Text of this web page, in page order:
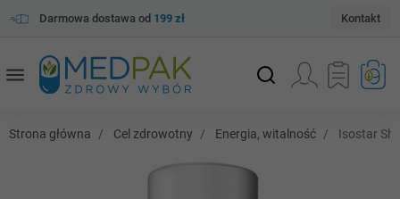
Darmowa dostawa od 199 zł Kontakt
menu
Strona główna Cel zdrowotny Energia, witalność Isostar